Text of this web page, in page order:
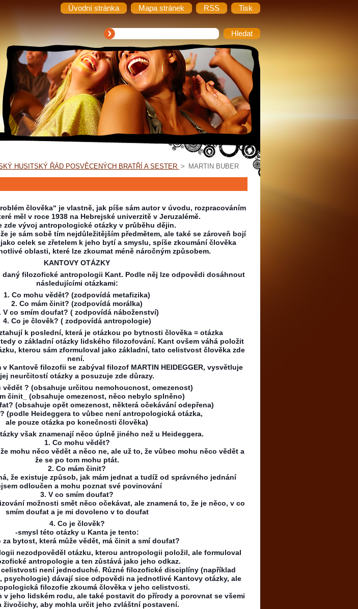
Úvodní stránka Mapa stránek RSS Tisk
HUSITSKÝ ŘÁD POSVĚCENÝCH BRATŘÍ A SESTER > MARTIN BUBER
člověka“ je vlastně, jak píše sám autor v úvodu, rozpracováním
měl v roce 1938 na Hebrejské univerzitě v Jeruzalémě.
zde vývoj antropologické otázky v průběhu dějin.
je sám sobě tím nejdůležitějším předmětem, ale také se zároveň bojí
celek se zřetelem k jeho bytí a smyslu, spíše zkoumání člověka
oblasti, které lze zkoumat méně náročným způsobem.
KANTOVY OTÁZKY
daný filozofické antropologii Kant. Podle něj lze odpovědi dosáhnout
následujícími otázkami:
1. Co mohu vědět? (zodpovídá metafizika)
2. Co mám činit? (zodpovídá morálka)
V co smím doufat? ( zodpovídá náboženství)
4. Co je člověk? ( zodpovídá antropologie)
k poslední, která je otázkou po bytnosti člověka = otázka
o základní otázky lidského filozofování. Kant ovšem váhá položit
kterou sám zformuloval jako základní, tato celistvost člověka zde
není.
Kantově filozofii se zabýval filozof MARTIN HEIDEGGER, vysvětluje
jej neurčitostí otázky a posuzuje zde důrazy.
vědět ? (obsahuje určitou nemohoucnost, omezenost)
činit_ (obsahuje omezenost, něco nebylo splněno)
(obsahuje opět omezenost, některá očekávání odepřena)
(podle Heideggera to vůbec není antropologická otázka,
ale pouze otázka po konečnosti člověka)
však znamenají něco úplně jiného než u Heideggera.
1. Co mohu vědět?
mohu něco vědět a něco ne, ale už to, že vůbec mohu něco vědět a
že se po tom mohu ptát.
2. Co mám činit?
že existuje způsob, jak mám jednat a tudíž od správného jednání
odloučen a mohu poznat své povinování
3. V co smím doufat?
možnosti smět něco očekávat, ale znamená to, že je něco, v co
smím doufat a je mi dovoleno v to doufat
4. Co je člověk?
-smysl této otázky u Kanta je tento:
za bytost, která může vědět, má činit a smí doufat?
nezodpověděl otázku, kterou antropologii položil, ale formuloval
antropologie a ten zůstává jako jeho odkaz.
celistvosti není jednoduché. Různé filozofické disciplíny (například
psychologie) dávají sice odpovědi na jednotlivé Kantovy otázky, ale
filozofie zkoumá člověka v jeho celistvosti.
v jeho lidském rodu, ale také postavit do přírody a porovnat se všemi
živočichy, aby mohla určit jeho zvláštní postavení.